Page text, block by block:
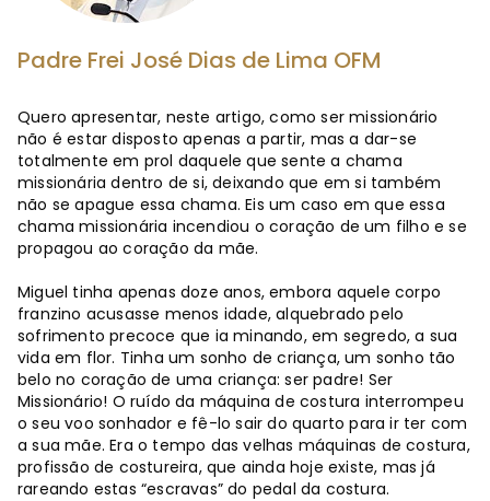
Padre Frei José Dias de Lima OFM
Quero apresentar, neste artigo, como ser missionário
não é estar disposto apenas a partir, mas a dar-se
totalmente em prol daquele que sente a chama
missionária dentro de si, deixando que em si também
não se apague essa chama. Eis um caso em que essa
chama missionária incendiou o coração de um filho e se
propagou ao coração da mãe.
Miguel tinha apenas doze anos, embora aquele corpo
franzino acusasse menos idade, alquebrado pelo
sofrimento precoce que ia minando, em segredo, a sua
vida em flor. Tinha um sonho de criança, um sonho tão
belo no coração de uma criança: ser padre! Ser
Missionário! O ruído da máquina de costura interrompeu
o seu voo sonhador e fê-lo sair do quarto para ir ter com
a sua mãe. Era o tempo das velhas máquinas de costura,
profissão de costureira, que ainda hoje existe, mas já
rareando estas “escravas” do pedal da costura.